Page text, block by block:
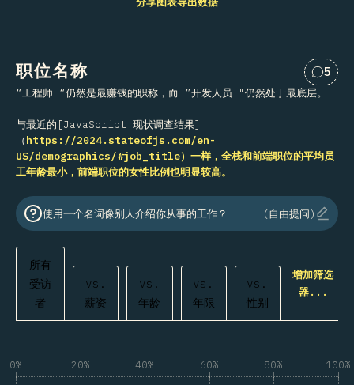
职位名称
对“职
5
“工程师 “仍然是最赚钱的职称，而 ”开发人员 "仍然处于最底层。
与最近的[JavaScript 现状调查结果]
（https://2024.stateofjs.com/en-
US/demographics/#job_title）一样，全栈和前端职位的平均员
工年龄最小，前端职位的女性比例也明显较高。
使用一个名词像别人介绍你从事的工作？ (自由提问)
所有
受访
者
vs.
薪资
vs.
年龄
vs.
年限
vs.
性别
增加筛选
器...
0% 20% 40% 60% 80% 100%